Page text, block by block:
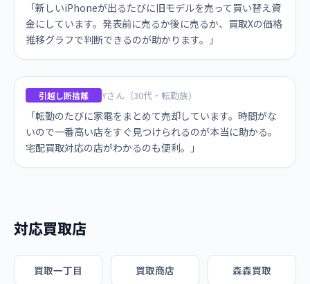
「新しいiPhoneが出るたびに旧モデルを売って買い替え資
金にしています。発表前に売るか後に売るか、買取Xの価格
推移グラフで判断できるのが助かります。」
引越し断捨離 Yさん（30代・転勤族）
「転勤のたびに家電をまとめて売却しています。時間がな
いので一番高い店をすぐ見つけられるのが本当に助かる。
宅配買取対応の店がわかるのも便利。」
対応買取店
買取一丁目 買取商店 森森買取